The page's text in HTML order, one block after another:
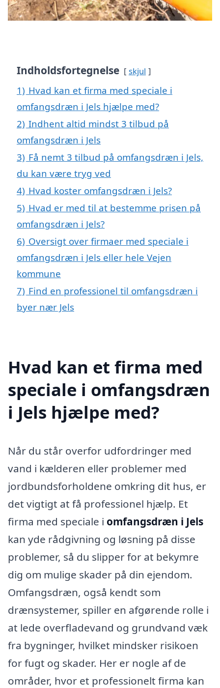
Indholdsfortegnelse skjul
1) Hvad kan et firma med speciale i
omfangsdræn i Jels hjælpe med?
2) Indhent altid mindst 3 tilbud på
omfangsdræn i Jels
3) Få nemt 3 tilbud på omfangsdræn i Jels,
du kan være tryg ved
4) Hvad koster omfangsdræn i Jels?
5) Hvad er med til at bestemme prisen på
omfangsdræn i Jels?
6) Oversigt over firmaer med speciale i
omfangsdræn i Jels eller hele Vejen
kommune
7) Find en professionel til omfangsdræn i
byer nær Jels
Hvad kan et firma med
speciale i omfangsdræn
i Jels hjælpe med?
Når du står overfor udfordringer med
vand i kælderen eller problemer med
jordbundsforholdene omkring dit hus, er
det vigtigt at få professionel hjælp. Et
firma med speciale i omfangsdræn i Jels
kan yde rådgivning og løsning på disse
problemer, så du slipper for at bekymre
dig om mulige skader på din ejendom.
Omfangsdræn, også kendt som
drænsystemer, spiller en afgørende rolle i
at lede overfladevand og grundvand væk
fra bygninger, hvilket mindsker risikoen
for fugt og skader. Her er nogle af de
områder, hvor et professionelt firma kan